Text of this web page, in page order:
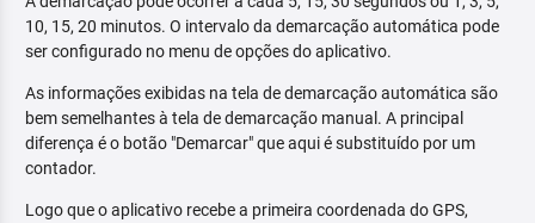
10, 15, 20 minutos. O intervalo da demarcação automática pode
ser configurado no menu de opções do aplicativo.
As informações exibidas na tela de demarcação automática são
bem semelhantes à tela de demarcação manual. A principal
diferença é o botão "Demarcar" que aqui é substituído por um
contador.
Logo que o aplicativo recebe a primeira coordenada do GPS,